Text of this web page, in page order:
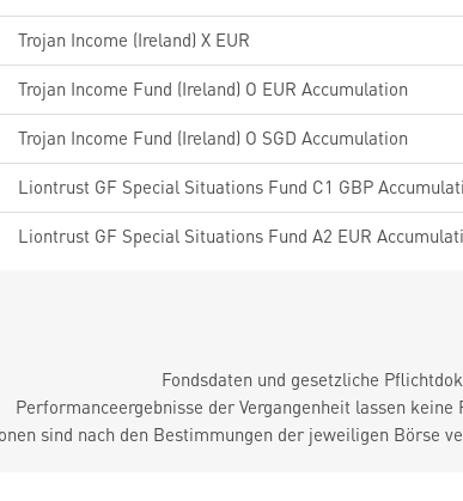
Trojan Income (Ireland) X EUR
Trojan Income Fund (Ireland) O EUR Accumulation
Trojan Income Fund (Ireland) O SGD Accumulation
Liontrust GF Special Situations Fund C1 GBP
Liontrust GF Special Situations Fund A2 EUR
Fondsdaten und gesetzliche
Performanceergebnisse der Vergangenheit lassen
sind nach den Bestimmungen der jeweiligen Börse